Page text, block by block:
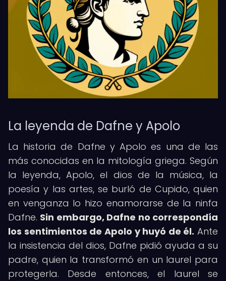
La leyenda de Dafne y Apolo
La historia de Dafne y Apolo es una de las
más conocidas en la mitología griega. Según
la leyenda, Apolo, el dios de la música, la
poesía y las artes, se burló de Cupido, quien
en venganza lo hizo enamorarse de la ninfa
Dafne. Sin embargo, Dafne no correspondía
los sentimientos de Apolo y huyó de él. Ante
la insistencia del dios, Dafne pidió ayuda a su
padre, quien la transformó en un laurel para
protegerla. Desde entonces, el laurel se